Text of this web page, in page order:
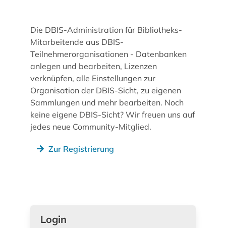
Die DBIS-Administration für Bibliotheks-
Mitarbeitende aus DBIS-
Teilnehmerorganisationen - Datenbanken
anlegen und bearbeiten, Lizenzen
verknüpfen, alle Einstellungen zur
Organisation der DBIS-Sicht, zu eigenen
Sammlungen und mehr bearbeiten. Noch
keine eigene DBIS-Sicht? Wir freuen uns auf
jedes neue Community-Mitglied.
Zur Registrierung
Login